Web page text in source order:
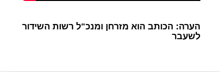
הערה: הכותב הוא מזרחן ומנכ"ל רשות השידור
לשעבר